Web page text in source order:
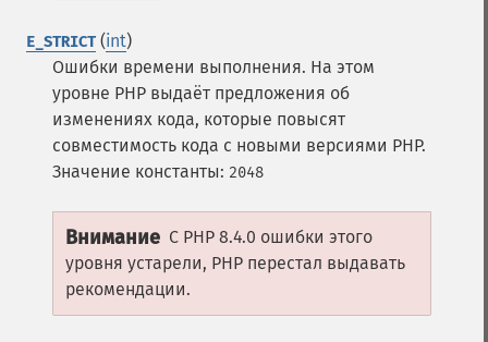
E_STRICT (int)
Ошибки времени выполнения. На этом
уровне PHP выдаёт предложения об
изменениях кода, которые повысят
совместимость кода с новыми версиями PHP.
Значение константы: 2048
Внимание С PHP 8.4.0 ошибки этого
уровня устарели, PHP перестал выдавать
рекомендации.